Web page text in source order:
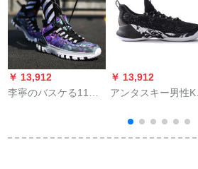
￥ 13,912
李寧のバスケる11中
基礎の暗いところと
￥ 13,912
アンタスキー男性KT
デル2019夏新型低サ
ポス男性11921668